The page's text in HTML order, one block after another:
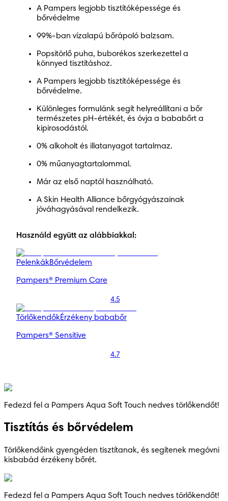
A Pampers legjobb tisztítóképessége és
bőrvédelme
99%-ban vízalapú bőrápoló balzsam.
Popsitörlő puha, buborékos szerkezettel a
könnyed tisztításhoz.
A Pampers legjobb tisztítóképessége és
bőrvédelme.
Különleges formulánk segít helyreállítani a bőr
természetes pH-értékét, és óvja a bababőrt a
kipirosodástól.
0% alkoholt és illatanyagot tartalmaz.
0% műanyagtartalommal.
Már az első naptól használható.
A Skin Health Alliance bőrgyógyászainak
jóváhagyásával rendelkezik.
Használd együtt az alábbiakkal:
PelenkákBőrvédelem
Pampers® Premium Care
4.5
TörlőkendőkÉrzékeny bababőr
Pampers® Sensitive
4.7
Fedezd fel a Pampers Aqua Soft Touch nedves törlőkendőt!
Tisztítás és bőrvédelem
Törlőkendőink gyengéden tisztítanak, és segítenek megóvni
kisbabád érzékeny bőrét.
Fedezd fel a Pampers Aqua Soft Touch nedves törlőkendőt!